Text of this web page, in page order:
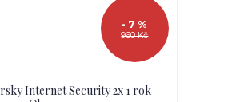
960 Kč
- 7 %
Internet Security 2x 1 rok